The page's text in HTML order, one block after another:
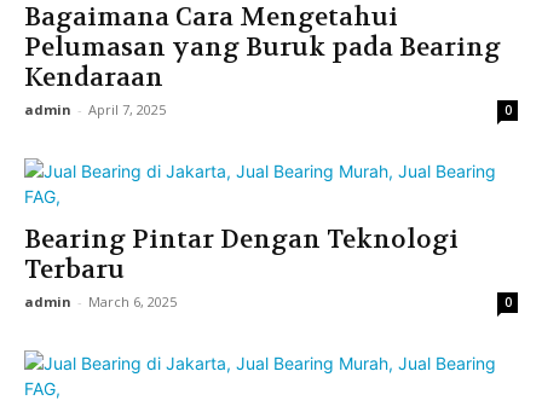
Bagaimana Cara Mengetahui
Pelumasan yang Buruk pada Bearing
Kendaraan
admin - April 7, 2025 0
Bearing Pintar Dengan Teknologi
Terbaru
admin - March 6, 2025 0